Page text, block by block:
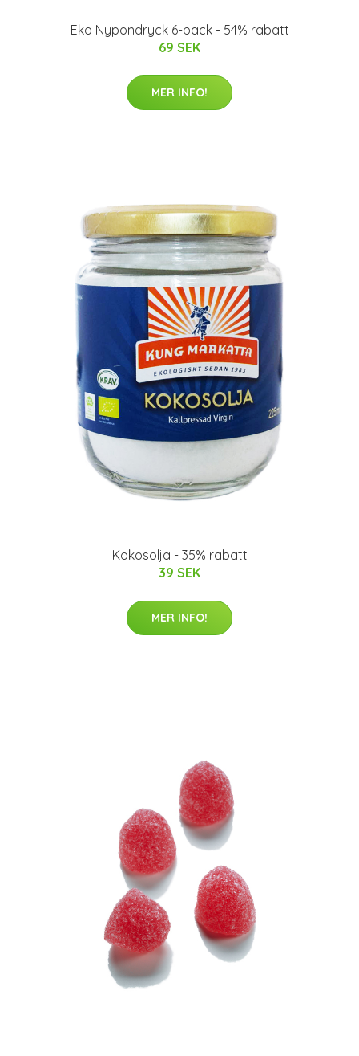
Eko Nypondryck 6-pack - 54% rabatt
69 SEK
MER INFO!
Kokosolja - 35% rabatt
39 SEK
MER INFO!